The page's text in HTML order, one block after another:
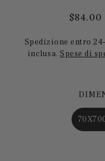
$84.00
Spedizione entro
inclusa. Spese di